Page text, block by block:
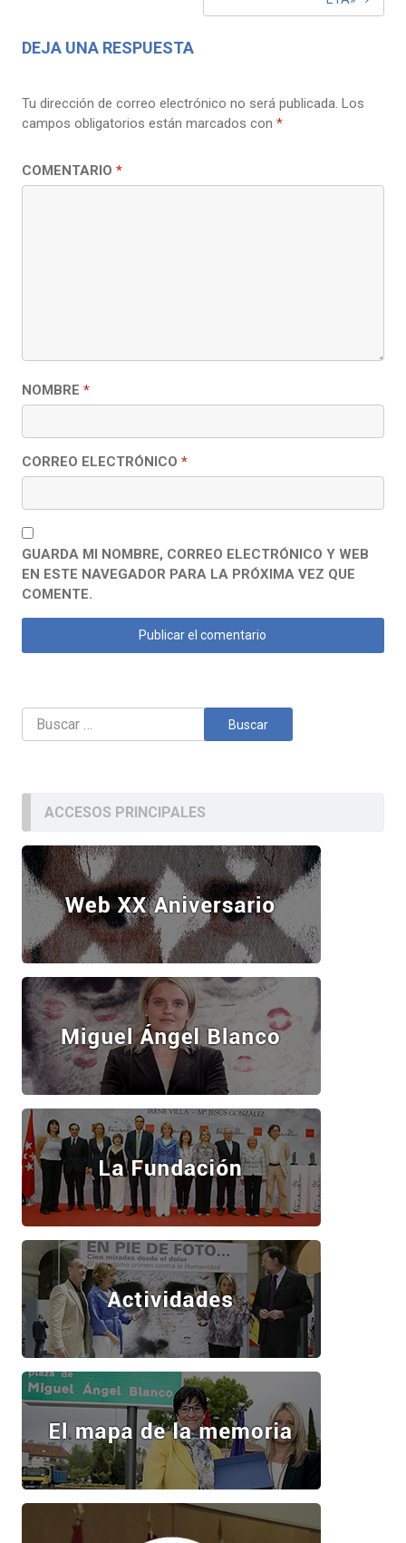
DEJA UNA RESPUESTA
Tu dirección de correo electrónico no será publicada. Los
campos obligatorios están marcados con *
COMENTARIO *
NOMBRE *
CORREO ELECTRÓNICO *
GUARDA MI NOMBRE, CORREO ELECTRÓNICO Y WEB
EN ESTE NAVEGADOR PARA LA PRÓXIMA VEZ QUE
COMENTE.
Buscar:
ACCESOS PRINCIPALES